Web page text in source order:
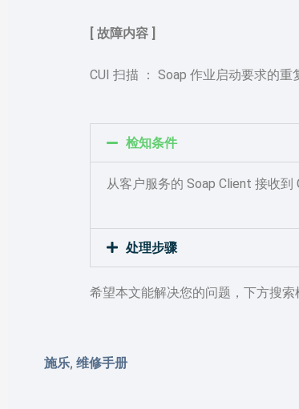
[ 故障内容 ]
CUI 扫描 ： Soap 作业启动要求的重
检知条件
从客户服务的 Soap Client 接收
处理步骤
希望本文能解决您的问题，下方搜
施乐, 维修手册